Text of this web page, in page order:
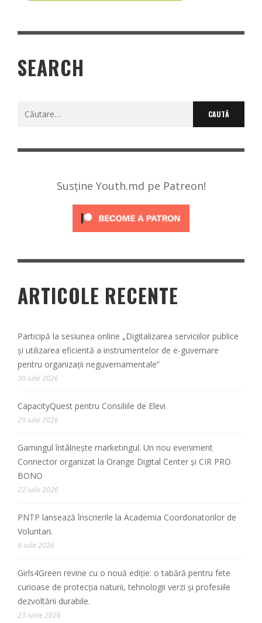
SEARCH
Susține Youth.md pe Patreon!
ARTICOLE RECENTE
Participă la sesiunea online „Digitalizarea serviciilor publice
și utilizarea eficientă a instrumentelor de e-guvernare
pentru organizații neguvernamentale”
30 iulie 2026
CapacityQuest pentru Consiliile de Elevi
29 iulie 2026
Gamingul întâlnește marketingul. Un nou eveniment
Connector organizat la Orange Digital Center și CIR PRO
BONO
22 iulie 2026
PNTP lansează înscrierile la Academia Coordonatorilor de
Voluntari.
9 iulie 2026
Girls4Green revine cu o nouă ediție: o tabără pentru fete
curioase de protecția naturii, tehnologii verzi și profesiile
dezvoltării durabile.
23 iunie 2026